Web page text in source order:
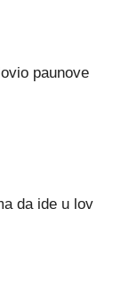
paunove
da ide u lov